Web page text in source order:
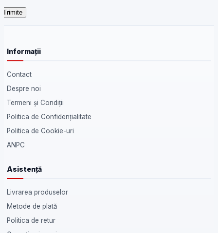
Informații
Contact
Despre noi
Termeni și Condiții
Politica de Confidențialitate
Politica de Cookie-uri
ANPC
Asistență
Livrarea produselor
Metode de plată
Politica de retur